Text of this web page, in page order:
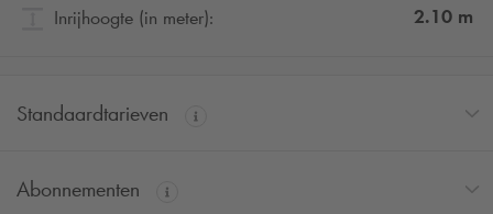
Inrijhoogte (in meter):
2.10 m
Standaardtarieven
Abonnementen